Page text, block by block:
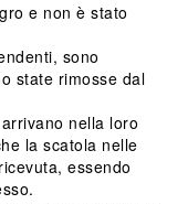
e non è stato
sono
state rimosse dal
nella loro
la scatola nelle
essendo